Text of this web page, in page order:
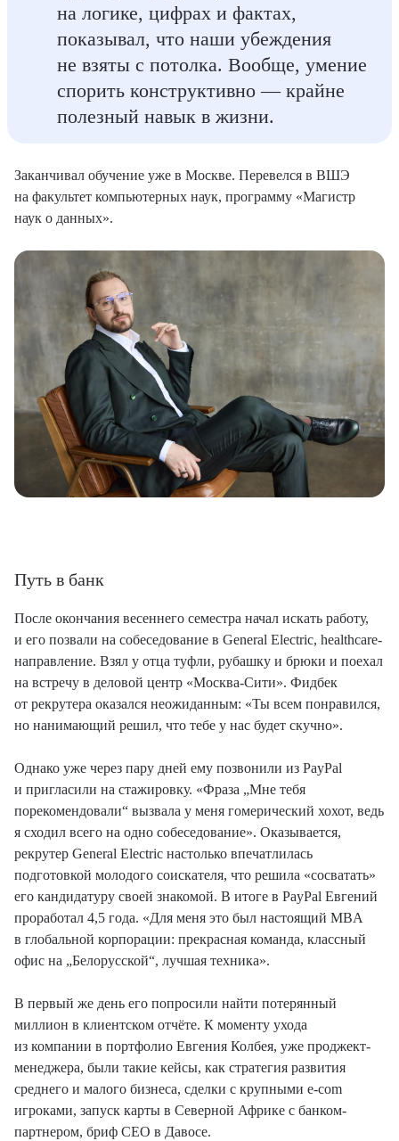
на логике, цифрах и фактах,
показывал, что наши убеждения
не взяты с потолка. Вообще, умение
спорить конструктивно — крайне
полезный навык в жизни.
Заканчивал обучение уже в Москве. Перевелся в ВШЭ
на факультет компьютерных наук, программу «Магистр
наук о данных».
Путь в банк
После окончания весеннего семестра начал искать работу,
и его позвали на собеседование в General Electric, healthcare-
направление. Взял у отца туфли, рубашку и брюки и поехал
на встречу в деловой центр «Москва-Сити». Фидбек
от рекрутера оказался неожиданным: «Ты всем понравился,
но нанимающий решил, что тебе у нас будет скучно».
Однако уже через пару дней ему позвонили из PayPal
и пригласили на стажировку. «Фраза „Мне тебя
порекомендовали“ вызвала у меня гомерический хохот, ведь
я сходил всего на одно собеседование». Оказывается,
рекрутер General Electric настолько впечатлилась
подготовкой молодого соискателя, что решила «сосватать»
его кандидатуру своей знакомой. В итоге в PayPal Евгений
проработал 4,5 года. «Для меня это был настоящий MBA
в глобальной корпорации: прекрасная команда, классный
офис на „Белорусской“, лучшая техника».
В первый же день его попросили найти потерянный
миллион в клиентском отчёте. К моменту ухода
из компании в портфолио Евгения Колбея, уже проджект-
менеджера, были такие кейсы, как стратегия развития
среднего и малого бизнеса, сделки с крупными e-com
игроками, запуск карты в Северной Африке с банком-
партнером, бриф CEO в Давосе.